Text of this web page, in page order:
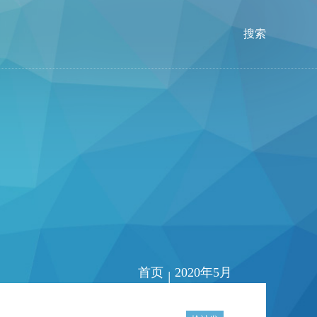
搜索
首页 | 2020年5月